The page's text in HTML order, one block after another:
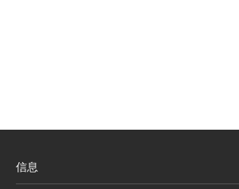
信息